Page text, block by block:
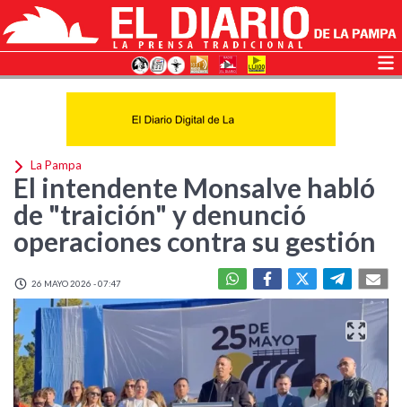
La Pampa
El intendente Monsalve habló
de "traición" y denunció
operaciones contra su gestión
26 MAYO 2026 - 07:47